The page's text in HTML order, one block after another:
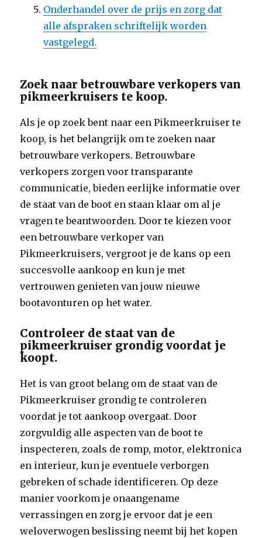
Onderhandel over de prijs en zorg dat
alle afspraken schriftelijk worden
vastgelegd.
Zoek naar betrouwbare verkopers van
pikmeerkruisers te koop.
Als je op zoek bent naar een Pikmeerkruiser te
koop, is het belangrijk om te zoeken naar
betrouwbare verkopers. Betrouwbare
verkopers zorgen voor transparante
communicatie, bieden eerlijke informatie over
de staat van de boot en staan klaar om al je
vragen te beantwoorden. Door te kiezen voor
een betrouwbare verkoper van
Pikmeerkruisers, vergroot je de kans op een
succesvolle aankoop en kun je met
vertrouwen genieten van jouw nieuwe
bootavonturen op het water.
Controleer de staat van de
pikmeerkruiser grondig voordat je
koopt.
Het is van groot belang om de staat van de
Pikmeerkruiser grondig te controleren
voordat je tot aankoop overgaat. Door
zorgvuldig alle aspecten van de boot te
inspecteren, zoals de romp, motor, elektronica
en interieur, kun je eventuele verborgen
gebreken of schade identificeren. Op deze
manier voorkom je onaangename
verrassingen en zorg je ervoor dat je een
weloverwogen beslissing neemt bij het kopen